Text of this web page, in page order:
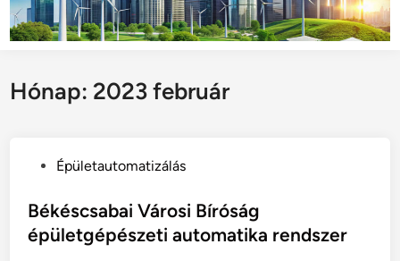
Hónap: 2023 február
s
t
Épületautomatizálás
Békéscsabai Városi Bíróság
épületgépészeti automatika rendszer